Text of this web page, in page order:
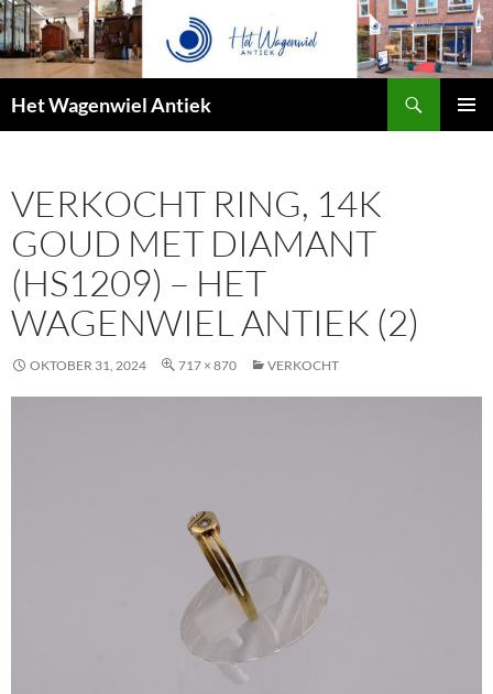
Het Wagenwiel Antiek
VERKOCHT RING, 14K
GOUD MET DIAMANT
(HS1209) – HET
WAGENWIEL ANTIEK (2)
OKTOBER 31, 2024 717 × 870 VERKOCHT